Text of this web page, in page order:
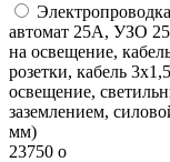
автомат 25А, УЗО
на освещение,
розетки, кабель
освещение,
заземлением,
мм)
23750 o